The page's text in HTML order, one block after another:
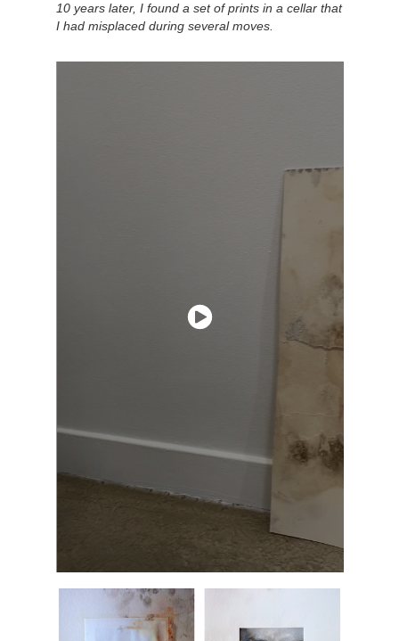
10 years later, I found a set of prints in a cellar that
I had misplaced during several moves.